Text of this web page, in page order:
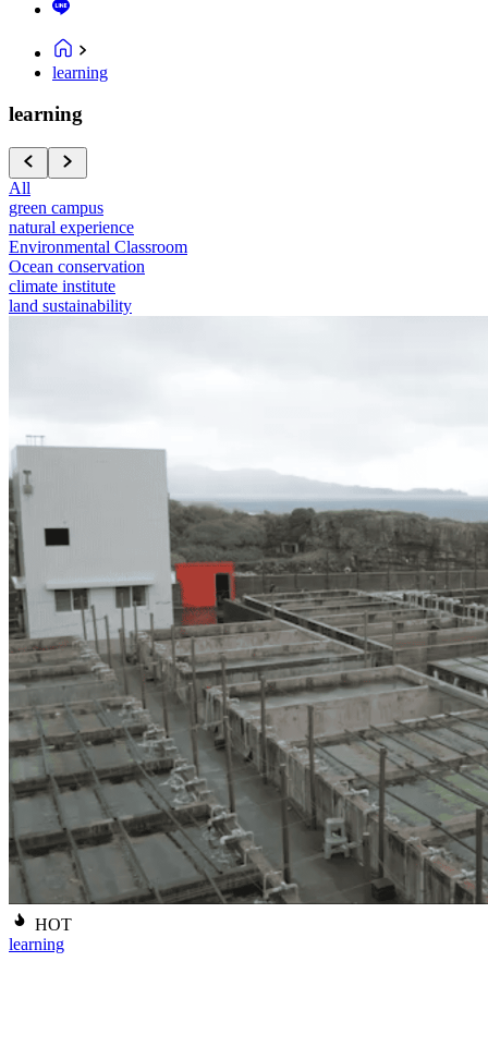
learning
learning
All
green campus
natural experience
Environmental Classroom
Ocean conservation
climate institute
land sustainability
HOT
learning